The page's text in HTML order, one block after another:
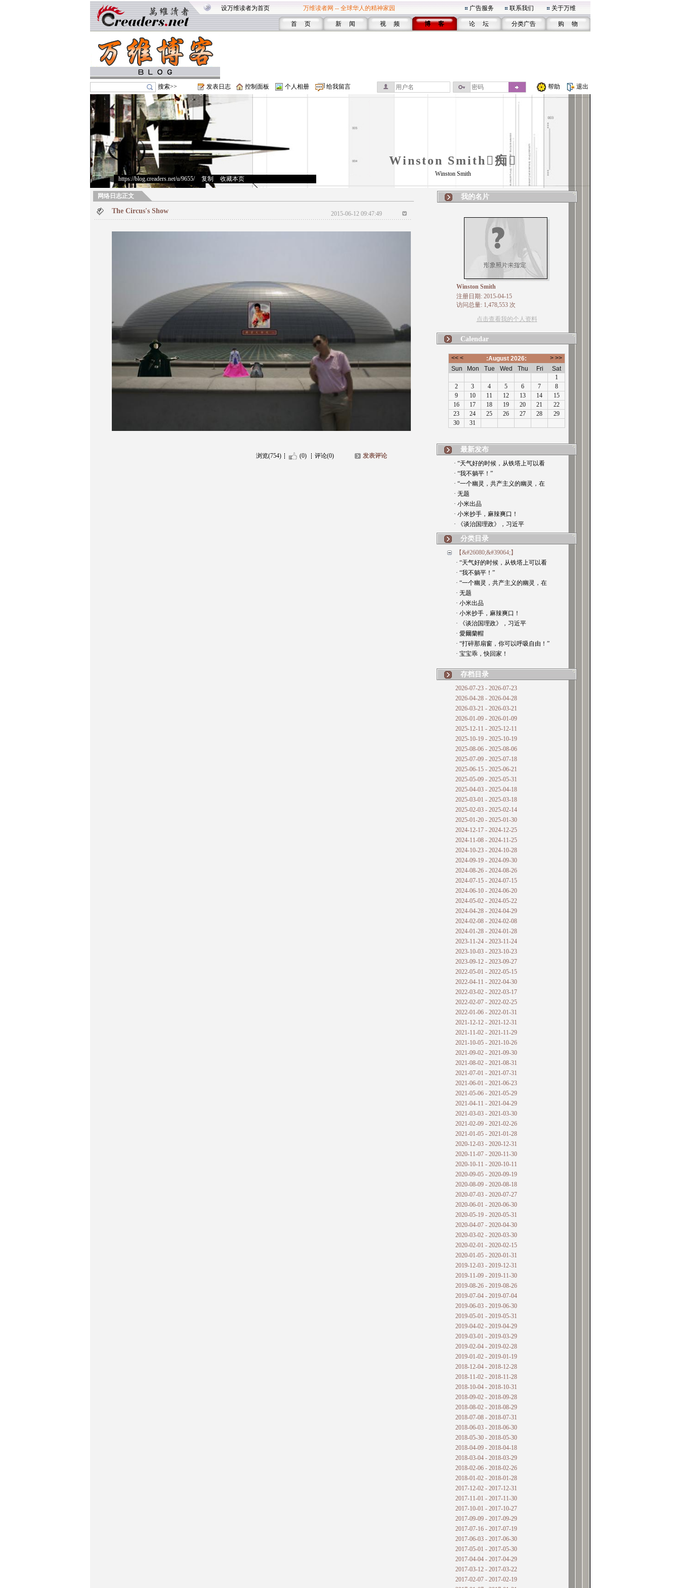
设万维读者为首页 万维读者网 -- 全球华人的精神家园 广告服务 联系我们 关于万维
首 页 新 闻 视 频 博 客 论 坛 分类广告 购 物
搜索>> 发表日志 控制面板 个人相册 给我留言 帮助 退出
Winston Smith痴
https://blog.creaders.net/u/9655/> 复制 收藏本页
Winston Smith
网络日志正文
The Circus's Show 2015-06-12 09:47:49
浏览(754) (0) 评论(0) 发表评论
我的名片
Winston Smith
注册日期: 2015-04-15
访问总量: 1,478,553 次
点击查看我的个人资料
Calendar
最新发布
· “天气好的时候，从铁塔上可以看
· “我不躺平！”
· “一个幽灵，共产主义的幽灵，在
· 无题
· 小米出品
· 小米抄手，麻辣爽口！
· 《谈治国理政》，习近平
分类目录
【&#26080;&#39064;】
· “天气好的时候，从铁塔上可以看
· “我不躺平！”
· “一个幽灵，共产主义的幽灵，在
· 无题
· 小米出品
· 小米抄手，麻辣爽口！
· 《谈治国理政》，习近平
· 愛爾蘭帽
· “打碎那扇窗，你可以呼吸自由！”
· 宝宝乖，快回家！
存档目录
2026-07-23 - 2026-07-23
2026-04-28 - 2026-04-28
2026-03-21 - 2026-03-21
2026-01-09 - 2026-01-09
2025-12-11 - 2025-12-11
2025-10-19 - 2025-10-19
2025-08-06 - 2025-08-06
2025-07-09 - 2025-07-18
2025-06-15 - 2025-06-21
2025-05-09 - 2025-05-31
2025-04-03 - 2025-04-18
2025-03-01 - 2025-03-18
2025-02-03 - 2025-02-14
2025-01-20 - 2025-01-30
2024-12-17 - 2024-12-25
2024-11-08 - 2024-11-25
2024-10-23 - 2024-10-28
2024-09-19 - 2024-09-30
2024-08-26 - 2024-08-26
2024-07-15 - 2024-07-15
2024-06-10 - 2024-06-20
2024-05-02 - 2024-05-22
2024-04-28 - 2024-04-29
2024-02-08 - 2024-02-08
2024-01-28 - 2024-01-28
2023-11-24 - 2023-11-24
2023-10-03 - 2023-10-23
2023-09-12 - 2023-09-27
2022-05-01 - 2022-05-15
2022-04-11 - 2022-04-30
2022-03-02 - 2022-03-17
2022-02-07 - 2022-02-25
2022-01-06 - 2022-01-31
2021-12-12 - 2021-12-31
2021-11-02 - 2021-11-29
2021-10-05 - 2021-10-26
2021-09-02 - 2021-09-30
2021-08-02 - 2021-08-31
2021-07-01 - 2021-07-31
2021-06-01 - 2021-06-23
2021-05-06 - 2021-05-29
2021-04-11 - 2021-04-29
2021-03-03 - 2021-03-30
2021-02-09 - 2021-02-26
2021-01-05 - 2021-01-28
2020-12-03 - 2020-12-31
2020-11-07 - 2020-11-30
2020-10-11 - 2020-10-11
2020-09-05 - 2020-09-19
2020-08-09 - 2020-08-18
2020-07-03 - 2020-07-27
2020-06-01 - 2020-06-30
2020-05-19 - 2020-05-31
2020-04-07 - 2020-04-30
2020-03-02 - 2020-03-30
2020-02-01 - 2020-02-15
2020-01-05 - 2020-01-31
2019-12-03 - 2019-12-31
2019-11-09 - 2019-11-30
2019-08-26 - 2019-08-26
2019-07-04 - 2019-07-04
2019-06-03 - 2019-06-30
2019-05-01 - 2019-05-31
2019-04-02 - 2019-04-29
2019-03-01 - 2019-03-29
2019-02-04 - 2019-02-28
2019-01-02 - 2019-01-19
2018-12-04 - 2018-12-28
2018-11-02 - 2018-11-28
2018-10-04 - 2018-10-31
2018-09-02 - 2018-09-28
2018-08-02 - 2018-08-29
2018-07-08 - 2018-07-31
2018-06-03 - 2018-06-30
2018-05-30 - 2018-05-30
2018-04-09 - 2018-04-18
2018-03-04 - 2018-03-29
2018-02-06 - 2018-02-26
2018-01-02 - 2018-01-28
2017-12-02 - 2017-12-31
2017-11-01 - 2017-11-30
2017-10-01 - 2017-10-27
2017-09-09 - 2017-09-29
2017-07-16 - 2017-07-19
2017-06-03 - 2017-06-30
2017-05-01 - 2017-05-30
2017-04-04 - 2017-04-29
2017-03-12 - 2017-03-22
2017-02-07 - 2017-02-19